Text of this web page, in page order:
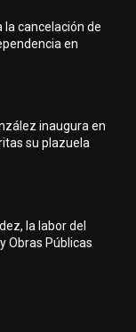
la cancelación de
en
inaugura en
su plazuela
la labor del
Obras Públicas